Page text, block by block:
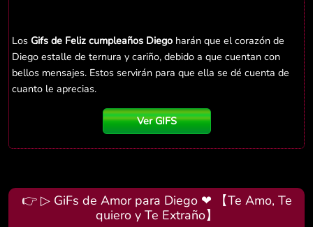
Los Gifs de Feliz cumpleaños Diego harán que el corazón de
Diego estalle de ternura y cariño, debido a que cuentan con
bellos mensajes. Estos servirán para que ella se dé cuenta de
cuanto le aprecias.
Ver GIFS
👉 ▷ GiFs de Amor para Diego ❤ 【Te Amo, Te
quiero y Te Extraño】